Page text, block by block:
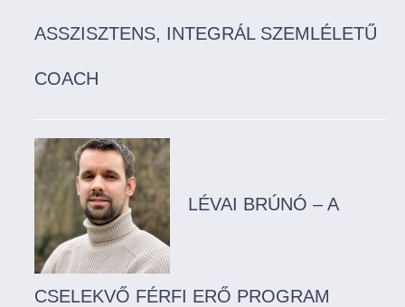
ASSZISZTENS, INTEGRÁL SZEMLÉLETŰ
COACH
LÉVAI BRÚNÓ – A
CSELEKVŐ FÉRFI ERŐ PROGRAM